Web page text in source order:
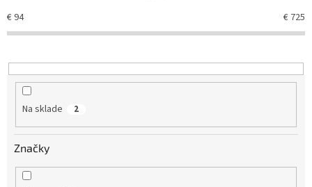
e
p
r
d
€94 € 725
Na sklade 2
Značky